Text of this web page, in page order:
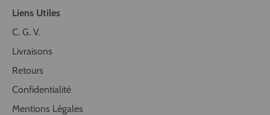
Liens Utiles
C. G. V.
Livraisons
Retours
Confidentialité
Mentions Légales